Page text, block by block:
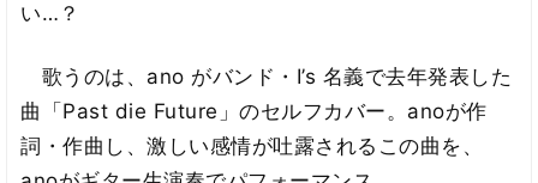
い…？
歌うのは、ano がバンド・I’s 名義で去年発表した
曲「Past die Future」のセルフカバー。anoが作
詞・作曲し、激しい感情が吐露されるこの曲を、